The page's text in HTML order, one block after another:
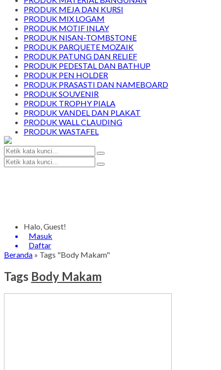
PRODUK MEJA DAN KURSI
PRODUK MIX LOGAM
PRODUK MOTIF INLAY
PRODUK NISAN-TOMBSTONE
PRODUK PARQUETE MOZAIK
PRODUK PATUNG DAN RELIEF
PRODUK PEDESTAL DAN BATHUP
PRODUK PEN HOLDER
PRODUK PRASASTI DAN NAMEBOARD
PRODUK SOUVENIR
PRODUK TROPHY PIALA
PRODUK VANDEL DAN PLAKAT
PRODUK WALL CLAUDING
PRODUK WASTAFEL
Halo, Guest!
Masuk
Daftar
Beranda » Tags "Body Makam"
Tags Body Makam